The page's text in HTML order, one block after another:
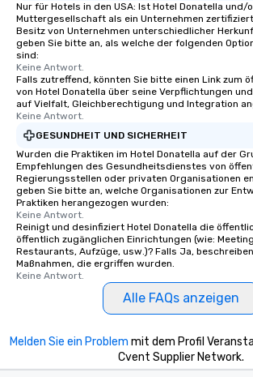
Nur für Hotels in den USA: Ist Hotel Donatella und/
Muttergesellschaft als ein Unternehmen
Besitz von Unternehmen unterschiedlicher
geben Sie bitte an, als welche der folgenden
sind:
Keine Antwort.
Falls zutreffend, könnten Sie bitte einen Link zum
von Hotel Donatella über seine Verpflichtungen
auf Vielfalt, Gleichberechtigung und Integration
Keine Antwort.
GESUNDHEIT UND SICHERHEIT
Wurden die Praktiken im Hotel Donatella auf der
Empfehlungen des Gesundheitsdienstes von
Regierungsstellen oder privaten Organisationen
geben Sie bitte an, welche Organisationen zur
Praktiken herangezogen wurden:
Keine Antwort.
Reinigt und desinfiziert Hotel Donatella die
öffentlich zugänglichen Einrichtungen (wie:
Restaurants, Aufzüge, usw.)? Falls Ja,
Maßnahmen, die ergriffen wurden.
Keine Antwort.
Alle FAQs anzeigen
Melden Sie ein Problem mit dem Profil
Cvent Supplier Network.